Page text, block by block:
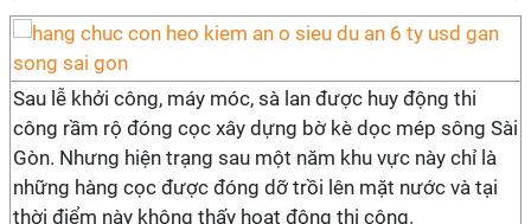
Sau lễ khởi công, máy móc, sà lan được huy động thi
công rầm rộ đóng cọc xây dựng bờ kè dọc mép sông Sài
Gòn. Nhưng hiện trạng sau một năm khu vực này chỉ là
những hàng cọc được đóng dỡ trồi lên mặt nước và tại
thời điểm này không thấy hoạt động thi công.